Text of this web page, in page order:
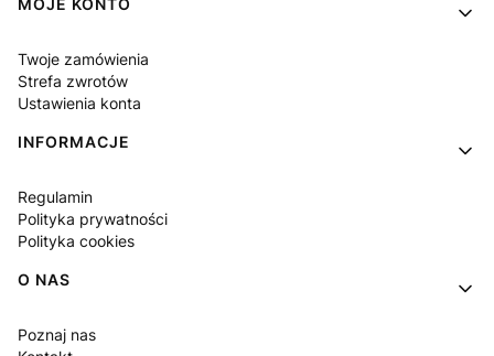
MOJE KONTO
Twoje zamówienia
Strefa zwrotów
Ustawienia konta
INFORMACJE
Regulamin
Polityka prywatności
Polityka cookies
O NAS
Poznaj nas